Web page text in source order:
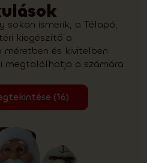
sokan ismerik, a Télapó,
kiegészítő a
méretben és kivitelben
megtalálhatja a számára
(16)